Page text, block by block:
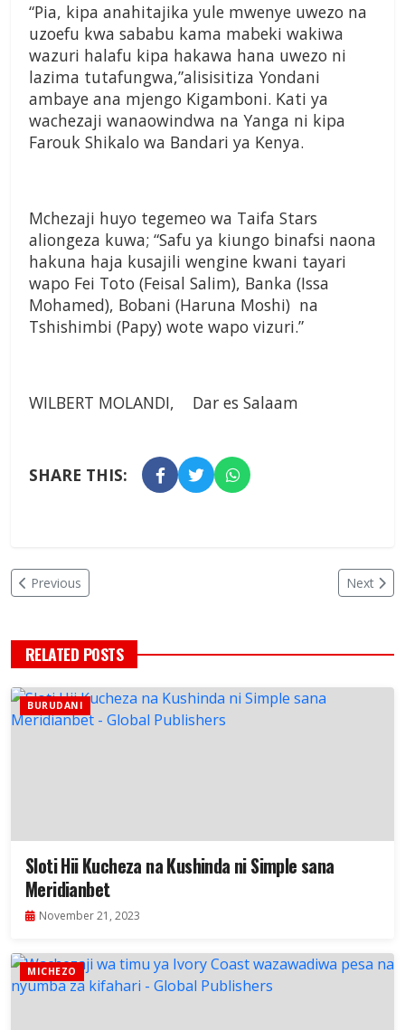
“Pia, kipa anahitajika yule mwenye uwezo na
uzoefu kwa sababu kama mabeki wakiwa
wazuri halafu kipa hakawa hana uwezo ni
lazima tutafungwa,”alisisitiza Yondani
ambaye ana mjengo Kigamboni. Kati ya
wachezaji wanaowindwa na Yanga ni kipa
Farouk Shikalo wa Bandari ya Kenya.
Mchezaji huyo tegemeo wa Taifa Stars
aliongeza kuwa; “Safu ya kiungo binafsi naona
hakuna haja kusajili wengine kwani tayari
wapo Fei Toto (Feisal Salim), Banka (Issa
Mohamed), Bobani (Haruna Moshi) na
Tshishimbi (Papy) wote wapo vizuri.”
WILBERT MOLANDI, Dar es Salaam
SHARE THIS:
Previous Next
RELATED POSTS
BURUDANI
Sloti Hii Kucheza na Kushinda ni Simple sana
Meridianbet
November 21, 2023
MICHEZO